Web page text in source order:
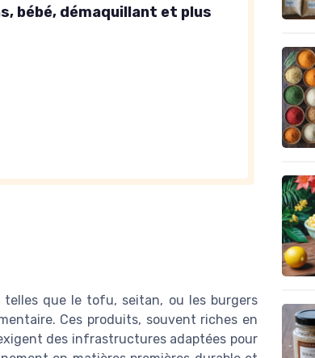
bébé, démaquillant et plus
que le tofu, seitan, ou les burgers
Ces produits, souvent riches en
des infrastructures adaptées pour